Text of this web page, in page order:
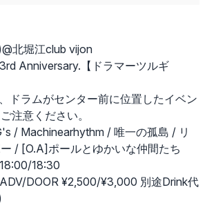
北堀江club vijon
Anniversary.【ドラマーツルギ
ドラムがセンター前に位置したイベン
注意ください。
/ Machinearhythm / 唯一の孤島 / リ
/ [O.A]ポールとゆかいな仲間たち
18:30
DOOR ¥2,500/¥3,000 別途Drink代